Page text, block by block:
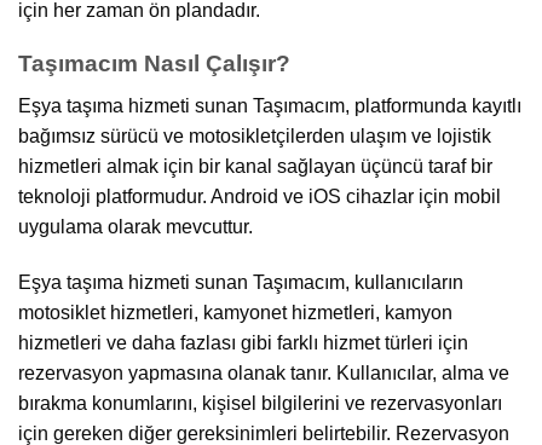
için her zaman ön plandadır.
Taşımacım Nasıl Çalışır?
Eşya taşıma hizmeti sunan Taşımacım, platformunda kayıtlı
bağımsız sürücü ve motosikletçilerden ulaşım ve lojistik
hizmetleri almak için bir kanal sağlayan üçüncü taraf bir
teknoloji platformudur. Android ve iOS cihazlar için mobil
uygulama olarak mevcuttur.
Eşya taşıma hizmeti sunan Taşımacım, kullanıcıların
motosiklet hizmetleri, kamyonet hizmetleri, kamyon
hizmetleri ve daha fazlası gibi farklı hizmet türleri için
rezervasyon yapmasına olanak tanır. Kullanıcılar, alma ve
bırakma konumlarını, kişisel bilgilerini ve rezervasyonları
için gereken diğer gereksinimleri belirtebilir. Rezervasyon